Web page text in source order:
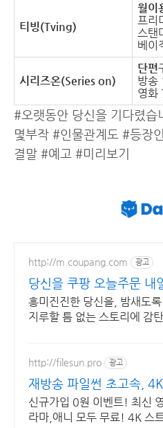
티빙(Tving)
월이
프리
스탠
베이
시리즈온(Series on)
단편
방송
영화
#오랫동안 당신을 기다렸
몇부작 #인물관계도 #등장
결말 #예고 #미리보기
http://m.coupang.com 광고
당신을 쿠팡 오늘주문 내
흥미진진한 당신을, 밤새도
지루할 틈 없는 스토리에 감
http://filesun.pro 광고
재방송 파일썬 초고속,
간 보기!
신규가입 0원 이벤트! 최신
라마,애니 모두 무료! 4K 스